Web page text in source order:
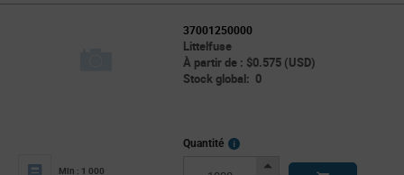
37001250000
Littelfuse
À partir de : $0.575 (USD)
Stock global: 0
Min : 1 000
Quantité
More
Increase